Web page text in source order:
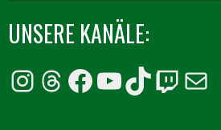
UNSERE KANÄLE:
Instagram
Threads
Facebook
YouTube
TikTok
Twitch
E-Mail